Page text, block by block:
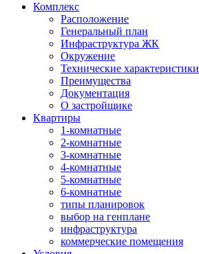
Комплекс
Расположение
Генеральный план
Инфраструктура ЖК
Окружение
Технические характеристики
Преимущества
Документация
О застройщике
Квартиры
1-комнатные
2-комнатные
3-комнатные
4-комнатные
5-комнатные
6-комнатные
типы планировок
выбор на генплане
инфраструктура
коммерческие помещения